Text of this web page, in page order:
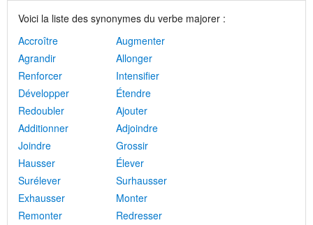
Voici la liste des synonymes du verbe majorer :
Accroître
Augmenter
Agrandir
Allonger
Renforcer
Intensifier
Développer
Étendre
Redoubler
Ajouter
Additionner
Adjoindre
Joindre
Grossir
Hausser
Élever
Surélever
Surhausser
Exhausser
Monter
Remonter
Redresser